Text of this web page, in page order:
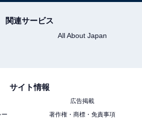
関連サービス
All About Japan
サイト情報
広告掲載
ー
著作権・商標・免責事項